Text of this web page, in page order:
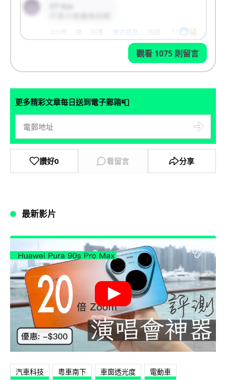
觀看 1075 則留言
更多精彩文章每日送到電子郵箱📮
讚好0 看留言 分享
最新影片
汽車科技 粵車南下 車窗透光度
電動車